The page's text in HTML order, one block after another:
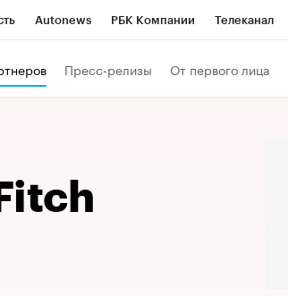
Autonews РБК Компании Телеканал
Финансы
Пресс-релизы От первого лица